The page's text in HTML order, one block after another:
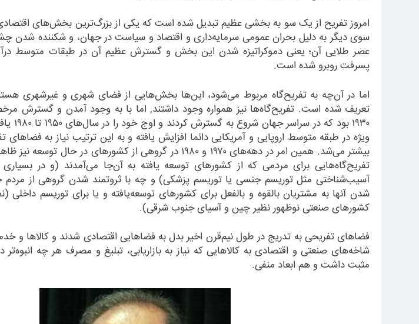
امروز تفریح از یک سو به بخشی عظیم تبدیل شده است که یکی از بزرگترین بخشهای
سوی دیگر به دلیل بحران عمومی سرمایهداری و اقتصاد و سیاست در جهان، و شکننده شدن
عصر طلایی آن؛ یعنی دموکراتیزه شدن این بخش و گسترش عظیم آن در طبقات متوسط
پسرفت روبرو شده است.
اما در آنچه به تفریحگاه مربوط میشود، اینها بخشهایی از فضای شهری و غیرشهری
تعریف شده است. تفریحگاهها نیز همواره وجود داشتند, اما با به وجود آمدن و گسترش
۱۹۳۰ بود که در سراسر جهان شروع به گسترش کردند و اوج خود را در سال
های ۱۹۵۰ تا ۱۹۸۰ یافتند. در این سال
ویژه در طبقه متوسط اروپایی و آمریکایی دائما افزایش یافته و به این ترتیب نیاز به فضاهای
بیشتر میشد. همین امر در دهه
های ۱۹۷۰ و ۱۹۸۰ در گروهی از کشورهای در حال توسعه
تفریحگاههایی برای مردمی که از کشورهای توسعه یافته به آنجا میآمدند (و در بسیاری
آسیبشناختی مثل توریسم جنسی یا توریسم پزشکی) و چه با ثروتمند شدن گروهی از مردم
شدن آنها به مشتریان بالقوه و بالفعل برای کشورهای توسعهیافته و یا برای توریسم
کشورهای صنعتی نوظهور نظیر چین و آسیای جنوب شرقی).
فضاهای تفریحی به تدریج در طول نیمقرن اخیر بدل به فضاهایی اقتصادی شدند و کالاها و
شاخههای صنعتی و اقتصادی به کالاهایی که نیاز به بازاریابی، تبلیغ و مصرف هر چه انبوهتر
مثبت داشت و هم ابعاد منفی.